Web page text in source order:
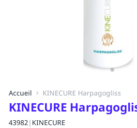
Accueil KINECURE Harpagogliss
KINECURE
43982| KINECURE